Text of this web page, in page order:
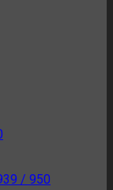
/ 950